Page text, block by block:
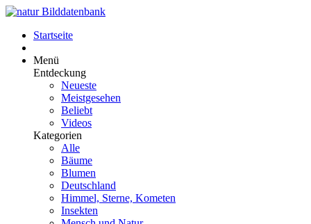
Startseite
Menü
Entdeckung
Neueste
Meistgesehen
Beliebt
Videos
Kategorien
Alle
Bäume
Blumen
Deutschland
Himmel, Sterne, Kometen
Insekten